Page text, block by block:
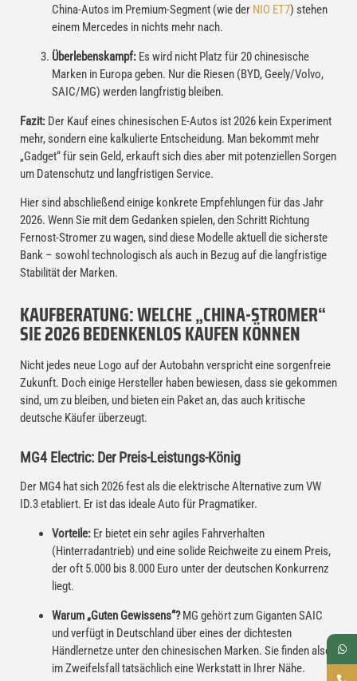
China-Autos im Premium-Segment (wie der NIO ET7) stehen
einem Mercedes in nichts mehr nach.
Überlebenskampf: Es wird nicht Platz für 20 chinesische
Marken in Europa geben. Nur die Riesen (BYD, Geely/Volvo,
SAIC/MG) werden langfristig bleiben.
Fazit: Der Kauf eines chinesischen E-Autos ist 2026 kein Experiment
mehr, sondern eine kalkulierte Entscheidung. Man bekommt mehr
„Gadget“ für sein Geld, erkauft sich dies aber mit potenziellen Sorgen
um Datenschutz und langfristigen Service.
Hier sind abschließend einige konkrete Empfehlungen für das Jahr
2026. Wenn Sie mit dem Gedanken spielen, den Schritt Richtung
Fernost-Stromer zu wagen, sind diese Modelle aktuell die sicherste
Bank – sowohl technologisch als auch in Bezug auf die langfristige
Stabilität der Marken.
KAUFBERATUNG: WELCHE „CHINA-STROMER“
SIE 2026 BEDENKENLOS KAUFEN KÖNNEN
Nicht jedes neue Logo auf der Autobahn verspricht eine sorgenfreie
Zukunft. Doch einige Hersteller haben bewiesen, dass sie gekommen
sind, um zu bleiben, und bieten ein Paket an, das auch kritische
deutsche Käufer überzeugt.
MG4 Electric: Der Preis-Leistungs-König
Der MG4 hat sich 2026 fest als die elektrische Alternative zum VW
ID.3 etabliert. Er ist das ideale Auto für Pragmatiker.
Vorteile: Er bietet ein sehr agiles Fahrverhalten
(Hinterradantrieb) und eine solide Reichweite zu einem Preis,
der oft 5.000 bis 8.000 Euro unter der deutschen Konkurrenz
liegt.
Warum „Guten Gewissens“?MG gehört zum Giganten SAIC
und verfügt in Deutschland über eines der dichtesten
Händlernetze unter den chinesischen Marken. Sie finden also
im Zweifelsfall tatsächlich eine Werkstatt in Ihrer Nähe.